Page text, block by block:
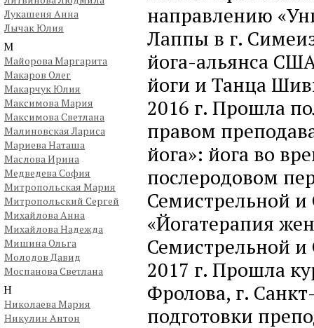
Лукашеня Анна
Лычак Юлия
М
Майорова Маргарита
Макаров Олег
Макарчук Юлия
Максимова Мария
Максимова Светлана
Малиновская Лариса
Мариева Наташа
Маслова Ирина
Медведева София
Митропольская Мария
Митропольский Сергей
Михайлова Анна
Михайлова Надежда
Мишина Ольга
Молодов Давид
Моспанова Светлана
Н
Николаева Мария
Никулин Антон
направлению
Лаппы в г.
йога-альянса
йоги и Танца
2016 г. Прошла
правом
йога»: йога во
послеродовом
Семистрельной
«Йогатерапия
Семистрельной
2017 г. Прошла
Фролова, г.
подготовки